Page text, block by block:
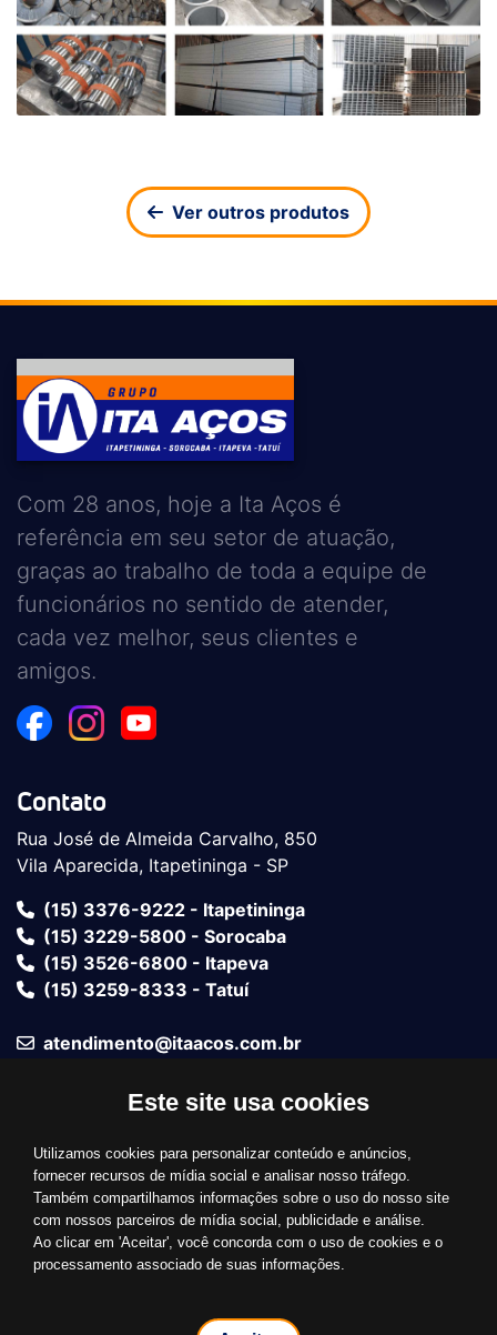
Ver outros produtos
Com 28 anos, hoje a Ita Aços é
referência em seu setor de atuação,
graças ao trabalho de toda a equipe de
funcionários no sentido de atender,
cada vez melhor, seus clientes e
amigos.
Contato
Rua José de Almeida Carvalho, 850
Vila Aparecida, Itapetininga - SP
(15) 3376-9222 - Itapetininga
(15) 3229-5800 - Sorocaba
(15) 3526-6800 - Itapeva
(15) 3259-8333 - Tatuí
atendimento@itaacos.com.br
Fale com um vendedor
Bandeiras Aceitas
© 2026 Grupo Ita Aços
Este site usa cookies
Utilizamos cookies para personalizar conteúdo e anúncios,
fornecer recursos de mídia social e analisar nosso tráfego.
Também compartilhamos informações sobre o uso do nosso site
com nossos parceiros de mídia social, publicidade e análise.
Ao clicar em 'Aceitar', você concorda com o uso de cookies e o
processamento associado de suas informações.